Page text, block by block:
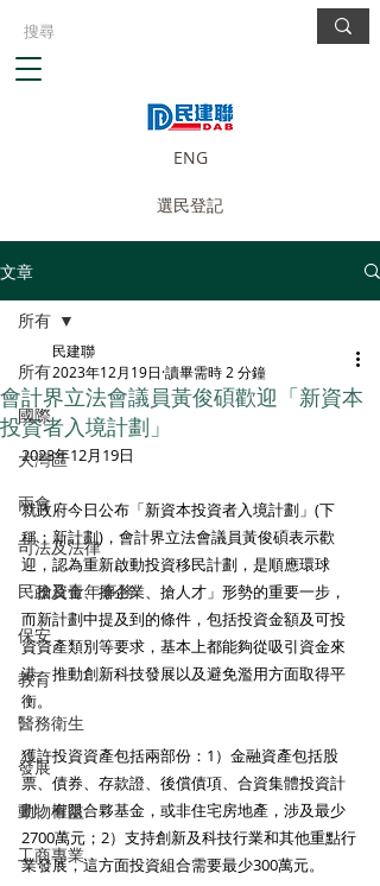
ENG
選民登記
文章
所有
國際
大灣區
兩會
司法及法律
民政及青年事務
保安
教育
醫務衛生
發展
動物權益
工商專業
所有
會計界立法會議員黃俊碩歡迎「新資本
投資者入境計劃」
民建聯
2023年12月19日 讀畢需時 2 分鐘
2023年12月19日
就政府今日公布「新資本投資者入境計劃」(下
稱：新計劃)，會計界立法會議員黃俊碩表示歡
迎，認為重新啟動投資移民計劃，是順應環球
「搶資金、搶企業、搶人才」形勢的重要一步，
而新計劃中提及到的條件，包括投資金額及可投
資資產類別等要求，基本上都能夠從吸引資金來
港、推動創新科技發展以及避免濫用方面取得平
衡。
獲許投資資產包括兩部份：1）金融資產包括股
票、債券、存款證、後償債項、合資集體投資計
劃、有限合夥基金，或非住宅房地產，涉及最少
2700萬元；2）支持創新及科技行業和其他重點行
業發展，這方面投資組合需要最少300萬元。